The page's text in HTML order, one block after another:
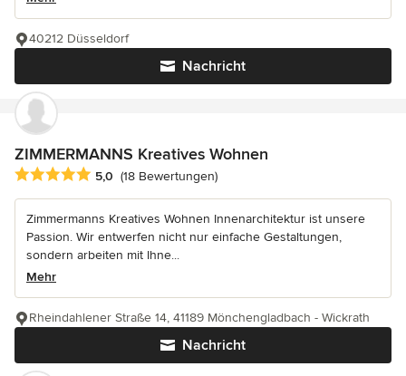
Nachricht
40212 Düsseldorf
ZIMMERMANNS Kreatives Wohnen
Durchschnittliche Bewertung: 5 von 5 Sternen
5,0 (18 Bewertungen)
Zimmermanns Kreatives Wohnen Innenarchitektur ist unsere
Passion. Wir entwerfen nicht nur einfache Gestaltungen,
sondern arbeiten mit Ihne...
Mehr
Nachricht
Rheindahlener Straße 14, 41189 Mönchengladbach - Wickrath